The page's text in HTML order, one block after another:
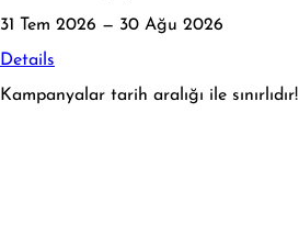
31 Tem 2026 — 30 Ağu 2026
Details
Kampanyalar tarih aralığı ile sınırlıdır!